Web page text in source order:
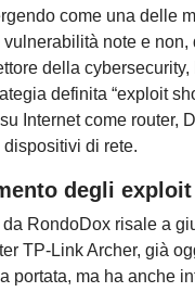
come una delle
note e
della
definita “exploit
Internet come router,
di rete.
degli exploit
RondoDox risale a
TP-Link Archer, già
portata, ma ha anche